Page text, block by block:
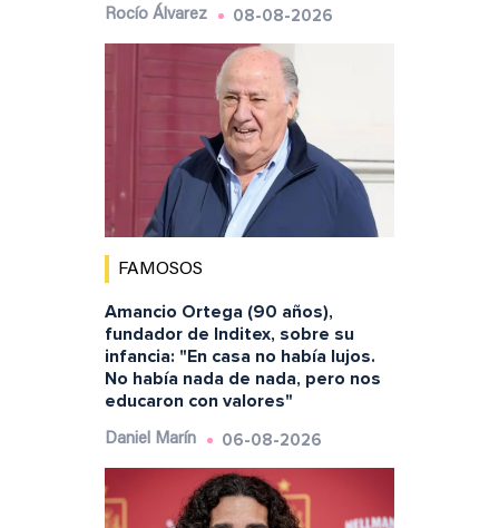
Rocío Álvarez 08-08-2026
FAMOSOS
Amancio Ortega (90 años),
fundador de Inditex, sobre su
infancia: "En casa no había lujos.
No había nada de nada, pero nos
educaron con valores"
Daniel Marín 06-08-2026